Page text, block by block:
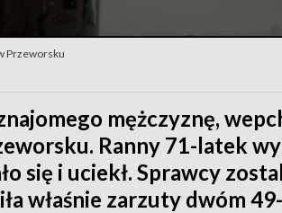
Przeworsku
mężczyznę,
Ranny 71-latek
się i uciekł. Sprawcy
właśnie zarzuty dwóm